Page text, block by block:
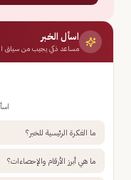
اسأل الخبر
مساعد ذكي يجيب من سياق
ما الفكرة الرئيسية للخبر؟
ما هي أبرز الأرقام والإحصاءات؟